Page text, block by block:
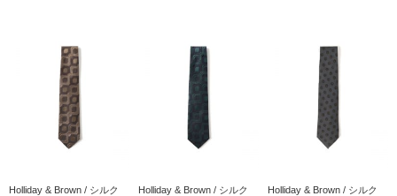
Holliday & Brown / シルク
Holliday & Brown / シルク
Holliday & Brown / シルク